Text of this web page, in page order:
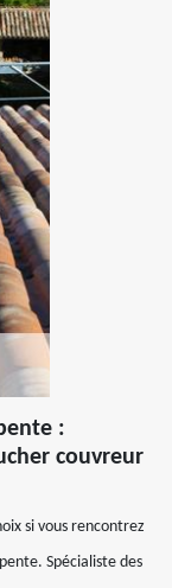
:
couvreur
si vous rencontrez
Spécialiste des